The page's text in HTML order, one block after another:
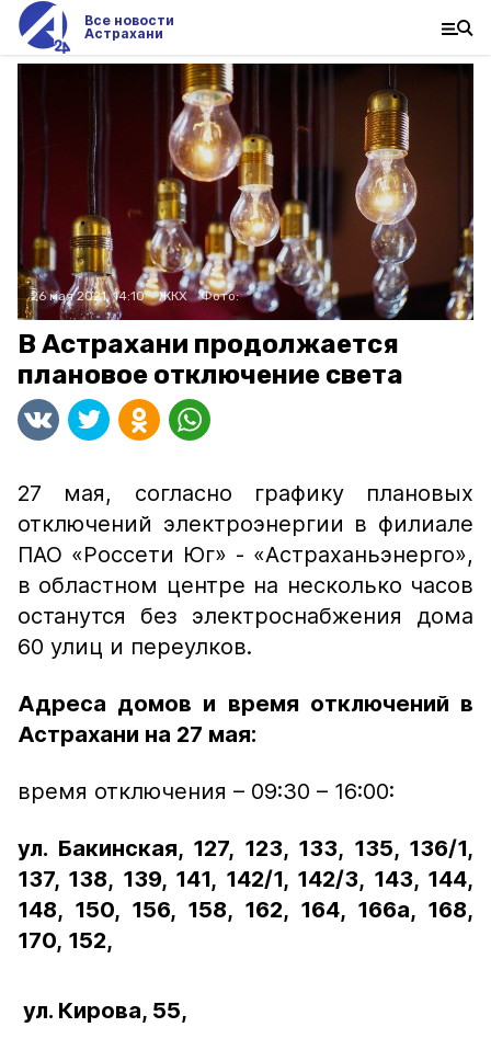
Все новости
Астрахани
26 мая 2021, 14:10 ЖКХ Фото:
В Астрахани продолжается
плановое отключение света
27 мая, согласно графику плановых
отключений электроэнергии в филиале
ПАО «Россети Юг» - «Астраханьэнерго»,
в областном центре на несколько часов
останутся без электроснабжения дома
60 улиц и переулков.
Адреса домов и время отключений в
Астрахани на 27 мая:
время отключения – 09:30 – 16:00:
ул. Бакинская, 127, 123, 133, 135, 136/1,
137, 138, 139, 141, 142/1, 142/3, 143, 144,
148, 150, 156, 158, 162, 164, 166а, 168,
170, 152,
ул. Кирова, 55,